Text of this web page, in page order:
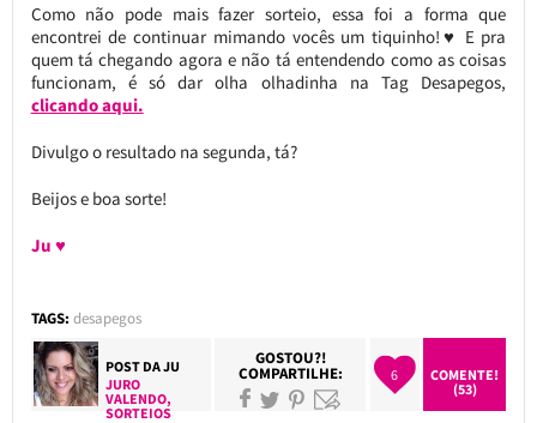
Como não pode mais fazer sorteio, essa foi a forma que
encontrei de continuar mimando vocês um tiquinho!♥ E pra
quem tá chegando agora e não tá entendendo como as coisas
funcionam, é só dar olha olhadinha na Tag Desapegos,
clicando aqui.
Divulgo o resultado na segunda, tá?
Beijos e boa sorte!
Ju ♥
TAGS: desapegos
POST DAJU
JURO
VALENDO,
SORTEIOS
GOSTOU?!
COMPARTILHE: 6
COMENTE!
(53)